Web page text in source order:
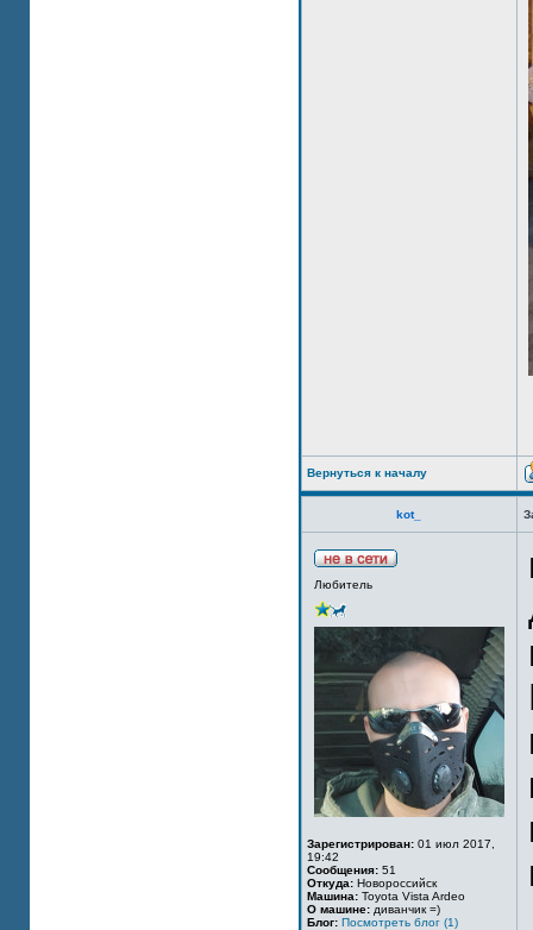
Вернуться к началу
kot_
Любитель
Зарегистрирован: 01 июл 2017,
19:42
Сообщения: 51
Откуда: Новороссийск
Машина: Toyota Vista Ardeo
О машине: диванчик =)
Блог: Посмотреть блог (1)